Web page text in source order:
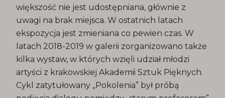
większość nie jest udostępniana, głównie z
uwagi na brak miejsca. W ostatnich latach
ekspozycja jest zmieniana co pewien czas. W
latach 2018-2019 w galerii zorganizowano także
kilka wystaw, w których wzięli udział młodzi
artyści z krakowskiej Akademii Sztuk Pięknych.
Cykl zatytułowany „Pokolenia” był próbą